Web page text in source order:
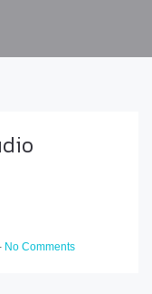
No Comments